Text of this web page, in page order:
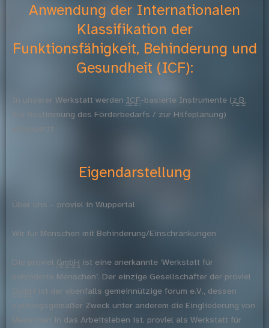
Anwendung der Internationalen
Klassifikation der
Funktionsfähigkeit, Behinderung und
Gesundheit (ICF):
In unserer Werkstatt werden ICF-basierte Instrumente (z.B.
zur Bestimmung des Förderbedarfs / zur Hilfeplanung)
eingesetzt.
Eigendarstellung
Über uns – proviel in Wuppertal
Wir für Menschen mit Behinderung/Einschränkungen
Die proviel GmbH ist eine anerkannte ‘Werkstatt für
behinderte Menschen’. Der einzige Gesellschafter der proviel
ist der ebenfalls gemeinnützige forum e.V., dessen
satzungsgemäßer Zweck unter anderem die Eingliederung von
Menschen in das Arbeitsleben ist. proviel als Werkstatt für